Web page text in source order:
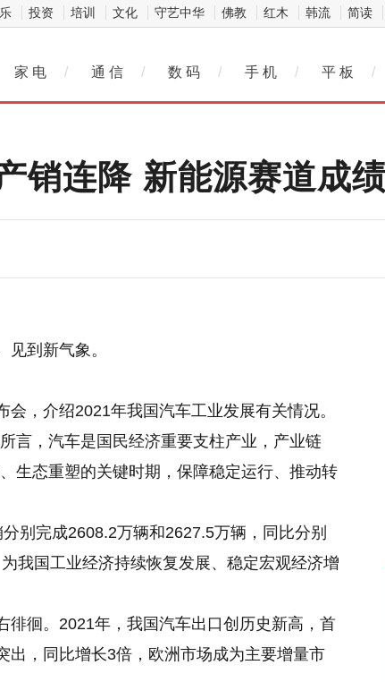
投资 培训 文化 守艺中华 佛教 红木 韩流 简读
家 电 / 通 信 / 数 码 / 手 机 / 平 板 /
销连降 新能源赛道成
见到新气象。
，介绍2021年我国汽车工业发展有关情况。
言，汽车是国民经济重要支柱产业，产业链
生态重塑的关键时期，保障稳定运行、推动转
别完成2608.2万辆和2627.5万辆，同比分别
我国工业经济持续恢复发展、稳定宏观经济增
徘徊。2021年，我国汽车出口创历史新高，首
出，同比增长3倍，欧洲市场成为主要增量市